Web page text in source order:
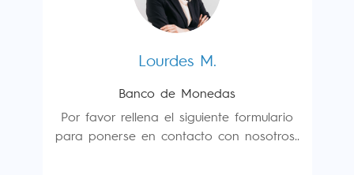
Lourdes M.
Banco de Monedas
Por favor rellena el siguiente formulario
para ponerse en contacto con nosotros..